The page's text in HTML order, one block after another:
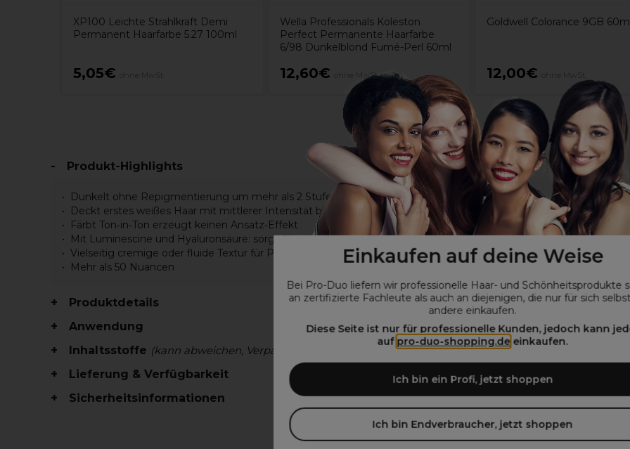
Einkaufen auf deine Weise
Bei Pro-Duo liefern wir professionelle Haar- und Schönheitsprodukte
an zertifizierte Fachleute als auch an diejenigen, die nur für sich
andere einkaufen.
Diese Seite ist nur für professionelle Kunden, jedoch kann
auf pro-duo-shopping.deeinkaufen.
Ich bin ein Profi, jetzt shoppen
Ich bin Endverbraucher, jetzt shoppen
XP100 Leichte Strahlkraft Demi
Permanent Haarfarbe 5.27 100ml
5,05€
Wella Professionals Koleston
Perfect Permanente Haarfarbe
6/98 Dunkelblond Fumé-Perl 60ml
12,60€ ohne MwSt.
Goldwell Colorance 9GB
12,00€
Produkt-Highlights
Dunkelt ohne Repigmentierung um mehr als 2 Stufen ab
Deckt erstes weißes Haar mit mittlerer Intensität bis zu 70–80 % ab
Färbt Ton‑in‑Ton erzeugt keinen Ansatz‑Effekt
Mit Luminescine und Hyaluronsäure: sorgt für sofortigen Glanz und verdichtet die Haarfaser
Vielseitig cremige oder fluide Textur für Präzisionsservices am Platz oder schnelle Anwendungen am
Mehr als 50 Nuancen
Produktdetails
Anwendung
Inhaltsstoffe (kann abweichen, Verpackung beachten)
Lieferung & Verfügbarkeit
Sicherheitsinformationen